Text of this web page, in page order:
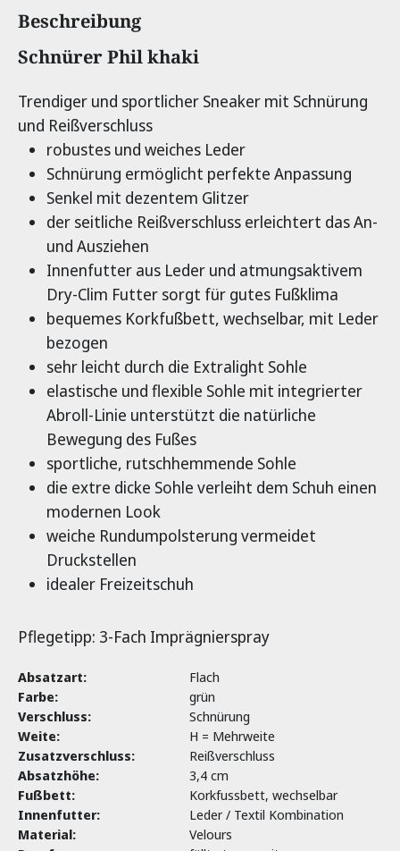
Beschreibung
Produktinformationen
Schnürer Phil khaki
Trendiger und sportlicher Sneaker mit Schnürung
und Reißverschluss
robustes und weiches Leder
Schnürung ermöglicht perfekte Anpassung
Senkel mit dezentem Glitzer
der seitliche Reißverschluss erleichtert das An-
und Ausziehen
Innenfutter aus Leder und atmungsaktivem
Dry-Clim Futter sorgt für gutes Fußklima
bequemes Korkfußbett, wechselbar, mit Leder
bezogen
sehr leicht durch die Extralight Sohle
elastische und flexible Sohle mit integrierter
Abroll-Linie unterstützt die natürliche
Bewegung des Fußes
sportliche, rutschhemmende Sohle
die extre dicke Sohle verleiht dem Schuh einen
modernen Look
weiche Rundumpolsterung vermeidet
Druckstellen
idealer Freizeitschuh
Pflegetipp: 3-Fach Imprägnierspray
Absatzart:
Flach
Farbe:
grün
Verschluss:
Schnürung
Weite:
H = Mehrweite
Zusatzverschluss:
Reißverschluss
Absatzhöhe:
3,4 cm
Fußbett:
Korkfussbett, wechselbar
Innenfutter:
Leder / Textil Kombination
Material:
Velours